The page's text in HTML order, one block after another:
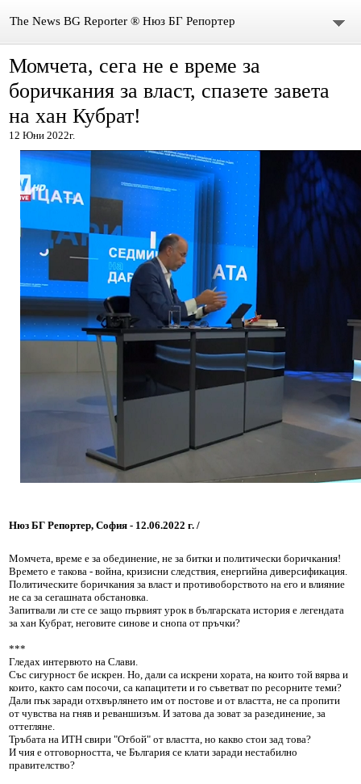
The News BG Reporter ® Нюз БГ Репортер
НОВИНИ
ЗА НАС
КОНТАКТИ
ВИДЕО
ISSN : 3033-1684
Иван Върбанов – журналист | The News BG Reporter
РЕДАКЦИОННА ПОЛИТИКА НА THE NEWS BG REPORTER
Момчета, сега не е време за
боричкания за власт, спазете завета
на хан Кубрат!
12 Юни 2022г.
Нюз БГ Репортер, София - 12.06.2022 г. /
Момчета, време е за обединение, не за битки и политически боричкания!
Времето е такова - война, кризисни следствия, енергийна диверсификация.
Политическите боричкания за власт и противоборството на его и влияние
не са за сегашната обстановка.
Запитвали ли сте се защо първият урок в българската история е легендата
за хан Кубрат, неговите синове и снопа от пръчки?
***
Гледах интервюто на Слави.
Със сигурност бе искрен. Но, дали са искрени хората, на които той вярва и
които, както сам посочи, са капацитети и го съветват по ресорните теми?
Дали пък заради отхвърлянето им от постове и от властта, не са пропити
от чувства на гняв и реваншизъм. И затова да зоват за разединение, за
оттегляне.
Тръбата на ИТН свири "Отбой" от властта, но какво стои зад това?
И чия е отговорността, че България се клати заради нестабилно
правителство?